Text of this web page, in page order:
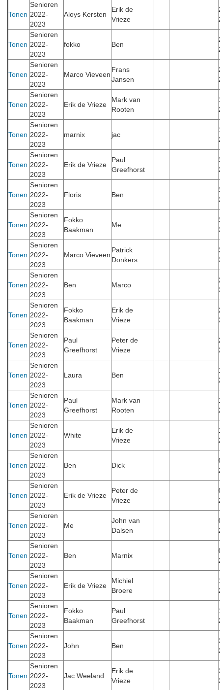
Tonen
Senioren
2022-
2023
Aloys Kersten
Erik de
Vrieze
Tonen
Senioren
2022-
2023
fokko Ben
Tonen
Senioren
2022-
2023
Marco Vieveen
Frans
Jansen
Tonen
Senioren
2022-
2023
Erik de Vrieze
Mark van
Rooten
Tonen
Senioren
2022-
2023
marnix jac
Tonen
Senioren
2022-
2023
Erik de Vrieze
Paul
Greefhorst
Tonen
Senioren
2022-
2023
Floris Ben
Tonen
Senioren
2022-
2023
Fokko
Baakman
Me
Tonen
Senioren
2022-
2023
Marco Vieveen
Patrick
Donkers
Tonen
Senioren
2022-
2023
Ben Marco
Tonen
Senioren
2022-
2023
Fokko
Baakman
Erik de
Vrieze
Tonen
Senioren
2022-
2023
Paul
Greefhorst
Peter de
Vrieze
Tonen
Senioren
2022-
2023
Laura Ben
Tonen
Senioren
2022-
2023
Paul
Greefhorst
Mark van
Rooten
Tonen
Senioren
2022-
2023
White
Erik de
Vrieze
Tonen
Senioren
2022-
2023
Ben Dick
Tonen
Senioren
2022-
2023
Erik de Vrieze
Peter de
Vrieze
Tonen
Senioren
2022-
2023
Me
John van
Dalsen
Tonen
Senioren
2022-
2023
Ben Marnix
Tonen
Senioren
2022-
2023
Erik de Vrieze
Michiel
Broere
Tonen
Senioren
2022-
2023
Fokko
Baakman
Paul
Greefhorst
Tonen
Senioren
2022-
2023
John Ben
Tonen
Senioren
2022-
2023
Jac Weeland
Erik de
Vrieze